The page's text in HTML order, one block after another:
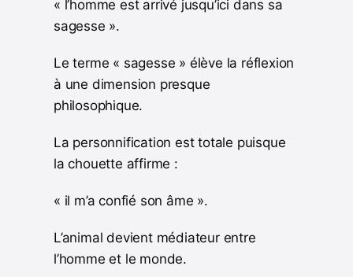
« l’homme est arrivé jusqu’ici dans sa
sagesse ».
Le terme « sagesse » élève la réflexion
à une dimension presque
philosophique.
La personnification est totale puisque
la chouette affirme :
« il m’a confié son âme ».
L’animal devient médiateur entre
l’homme et le monde.